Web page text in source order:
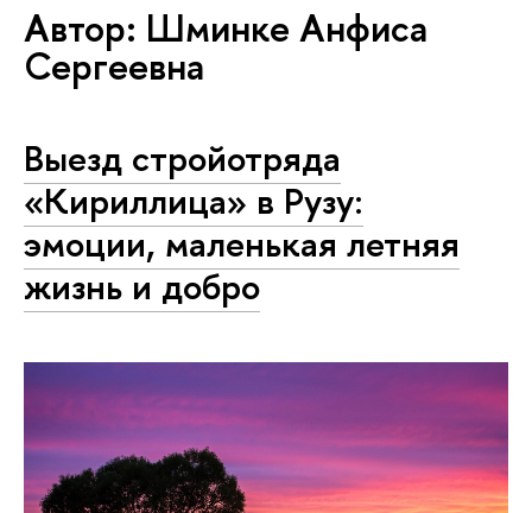
Автор: Шминке Анфиса
Сергеевна
Выезд стройотряда
«Кириллица» в Рузу:
эмоции, маленькая летняя
жизнь и добро